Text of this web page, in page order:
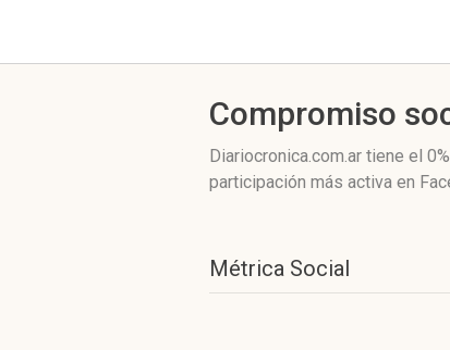
Compromiso
Diariocronica.com.ar tiene el 0%
participación más activa en
Métrica Social